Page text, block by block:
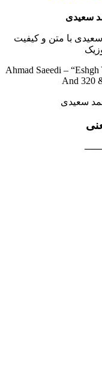
سعیدی
با متن و کیفیت
Ahmad Saeedi –
And 320